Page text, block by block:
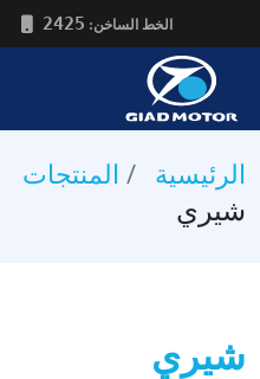
2425 :الخط الساخن
الرئيسية المنتجات
شيري
شيري